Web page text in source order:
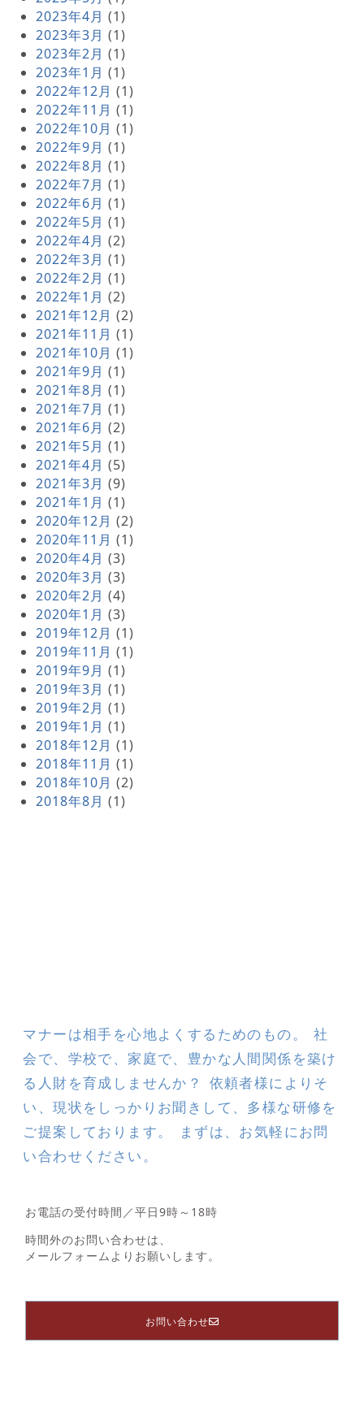
2023年4月 (1)
2023年3月 (1)
2023年2月 (1)
2023年1月 (1)
2022年12月 (1)
2022年11月 (1)
2022年10月 (1)
2022年9月 (1)
2022年8月 (1)
2022年7月 (1)
2022年6月 (1)
2022年5月 (1)
2022年4月 (2)
2022年3月 (1)
2022年2月 (1)
2022年1月 (2)
2021年12月 (2)
2021年11月 (1)
2021年10月 (1)
2021年9月 (1)
2021年8月 (1)
2021年7月 (1)
2021年6月 (2)
2021年5月 (1)
2021年4月 (5)
2021年3月 (9)
2021年1月 (1)
2020年12月 (2)
2020年11月 (1)
2020年4月 (3)
2020年3月 (3)
2020年2月 (4)
2020年1月 (3)
2019年12月 (1)
2019年11月 (1)
2019年9月 (1)
2019年3月 (1)
2019年2月 (1)
2019年1月 (1)
2018年12月 (1)
2018年11月 (1)
2018年10月 (2)
2018年8月 (1)
マナーは相手を心地よくするためのもの。 社
会で、学校で、家庭で、豊かな人間関係を築け
る人財を育成しませんか？ 依頼者様によりそ
い、現状をしっかりお聞きして、多様な研修を
ご提案しております。 まずは、お気軽にお問
い合わせください。
お電話の受付時間／平日9時～18時
時間外のお問い合わせは、
メールフォームよりお願いします。
お問い合わせ